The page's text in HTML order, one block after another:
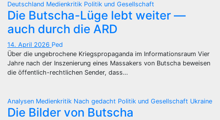
Deutschland Medienkritik Politik und Gesellschaft
Die Butscha-Lüge lebt weiter —
auch durch die ARD
14. April 2026 Ped
Über die ungebrochene Kriegspropaganda im Informationsraum Vier
Jahre nach der Inszenierung eines Massakers von Butscha beweisen
die öffentlich-rechtlichen Sender, dass…
Analysen Medienkritik Nach gedacht Politik und Gesellschaft Ukraine
Die Bilder von Butscha